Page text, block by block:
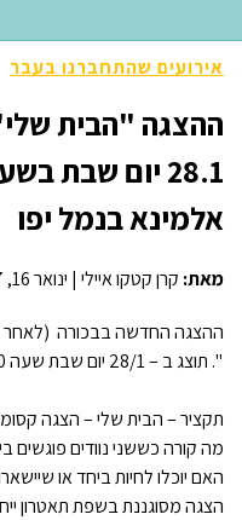
אירועים שהתחברנו בעבר
ההצגה "הבית
אלמינא בנמל יפו
מאת: קרן קטקו איילי | ינואר 16, 2017
ההצגה החדשה בבכורה (לאחר
". תוצג ב – 28/1 יום שבת שעה 12:00 בתאטרון אלמינא בנמל יפו.
תקציר – הבית שלי – הצגה
מה קורה כששני נוודים פוגשים
האם יוכלו לחיות ביחד או
הצגה מסוגננת בשפת תאטרון